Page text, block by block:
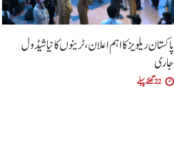
پاکستان ریلویز کا اہم اعلان، ٹرینوں کا نیا شیڈول
جاری
22 گھنٹے پہلے